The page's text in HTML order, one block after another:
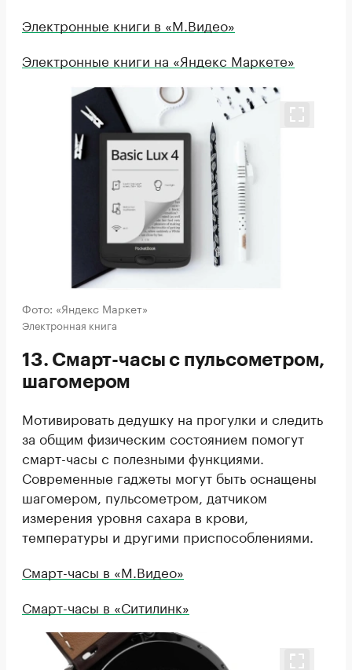
Электронные книги в «М.Видео»
Электронные книги на «Яндекс Маркете»
Фото: «Яндекс Маркет»
Электронная книга
13. Смарт-часы с пульсометром,
шагомером
Мотивировать дедушку на прогулки и следить
за общим физическим состоянием помогут
смарт-часы с полезными функциями.
Современные гаджеты могут быть оснащены
шагомером, пульсометром, датчиком
измерения уровня сахара в крови,
температуры и другими приспособлениями.
Смарт-часы в «М.Видео»
Смарт-часы в «Ситилинк»